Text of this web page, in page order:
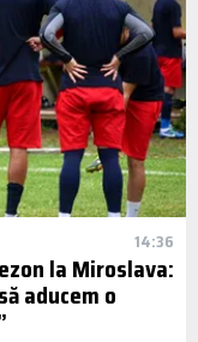
14:36
la Miroslava:
aducem o